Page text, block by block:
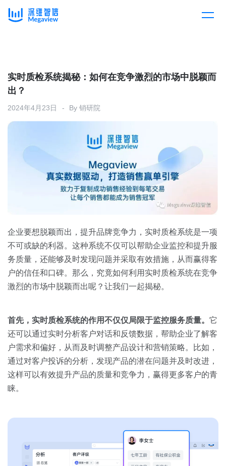
产品总览
产品集成
解决方案
按行业
教育
房地产
金融
按角色
销售人员
销售管理
培训辅导
客户案例
定价
资源中心
全部
白皮书
关于我们
预约演示
实时质检系统揭秘：如何在竞争激烈的市场中脱颖而
出？
2024年4月23日 By 销研院
企业要想脱颖而出，提升品牌竞争力，实时质检系统是一项
不可或缺的利器。这种系统不仅可以帮助企业监控和提升服
务质量，还能够及时发现问题并采取有效措施，从而赢得客
户的信任和口碑。那么，究竟如何利用实时质检系统在竞争
激烈的市场中脱颖而出呢？让我们一起揭秘。
首先，实时质检系统的作用不仅仅局限于监控服务质量。 它
还可以通过实时分析客户对话和反馈数据，帮助企业了解客
户需求和偏好，从而及时调整产品设计和营销策略。比如，
通过对客户投诉的分析，发现产品的潜在问题并及时改进，
这样可以有效提升产品的质量和竞争力，赢得更多客户的青
睐。